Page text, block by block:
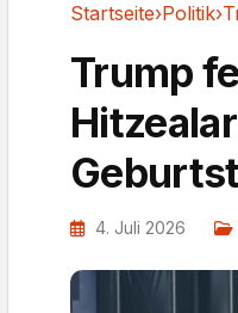
Startseite›Politik›
Trump
4. Juli 2026